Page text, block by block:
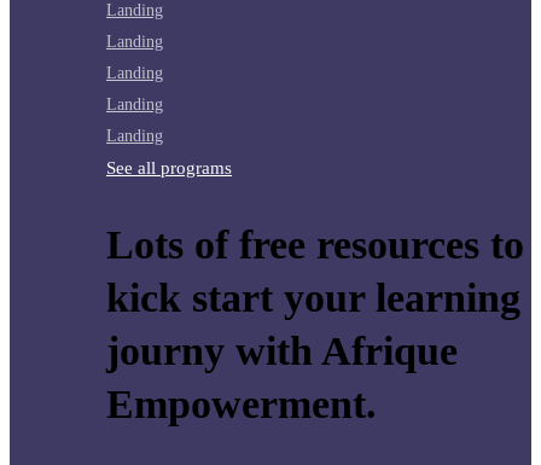
Landing
Landing
Landing
Landing
Landing
See all programs
Lots of free resources to
kick start your learning
journy with Afrique
Empowerment.